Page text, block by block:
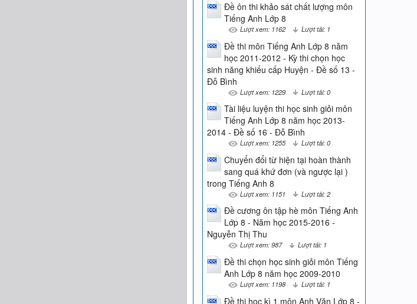
Đề ôn thi khảo sát chất lượng môn
Tiếng Anh Lớp 8
Lượt xem: 1162 Lượt tải: 1
Đề thi môn Tiếng Anh Lớp 8 năm
học 2011-2012 - Kỳ thi chọn học
sinh năng khiếu cấp Huyện - Đề số 13 -
Đỗ Bình
Lượt xem: 1229 Lượt tải: 0
Tài liệu luyện thi học sinh giỏi môn
Tiếng Anh Lớp 8 năm học 2013-
2014 - Đề số 16 - Đỗ Bình
Lượt xem: 1255 Lượt tải: 0
Chuyển đổi từ hiện tại hoàn thành
sang quá khứ đơn (và ngược lại )
trong Tiếng Anh 8
Lượt xem: 1151 Lượt tải: 2
Đề cương ôn tập hè môn Tiếng Anh
Lớp 8 - Năm học 2015-2016 -
Nguyễn Thị Thu
Lượt xem: 987 Lượt tải: 1
Đề thi chọn học sinh giỏi môn Tiếng
Anh Lớp 8 năm học 2009-2010
Lượt xem: 1198 Lượt tải: 1
Đề thi học kì 1 môn Anh Văn Lớp 8 -